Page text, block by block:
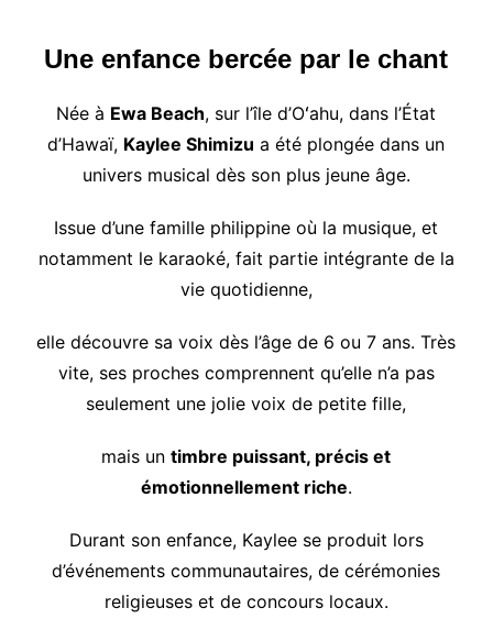
Une enfance bercée par le chant
Née à Ewa Beach, sur l’île d’Oʻahu, dans l’État
d’Hawaï, Kaylee Shimizu a été plongée dans un
univers musical dès son plus jeune âge.
Issue d’une famille philippine où la musique, et
notamment le karaoké, fait partie intégrante de la
vie quotidienne,
elle découvre sa voix dès l’âge de 6 ou 7 ans. Très
vite, ses proches comprennent qu’elle n’a pas
seulement une jolie voix de petite fille,
mais untimbre puissant, précis et
émotionnellement riche.
Durant son enfance, Kaylee se produit lors
d’événements communautaires, de cérémonies
religieuses et de concours locaux.